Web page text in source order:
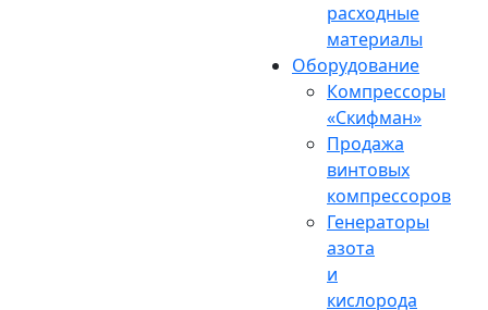
расходные
материалы
Оборудование
Компрессоры
«Скифман»
Продажа
винтовых
компрессоров
Генераторы
азота
и
кислорода